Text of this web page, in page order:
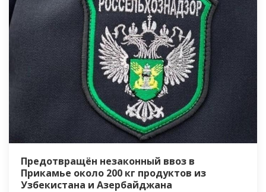
Предотвращён незаконный ввоз в
Прикамье около 200 кг продуктов из
Узбекистана и Азербайджана